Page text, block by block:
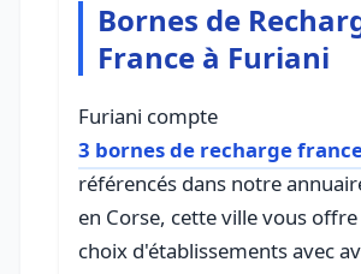
Bornes de
France à Furiani
Furiani compte
3 bornes de recharge
référencés dans notre
en Corse, cette ville vous
choix d'établissements avec